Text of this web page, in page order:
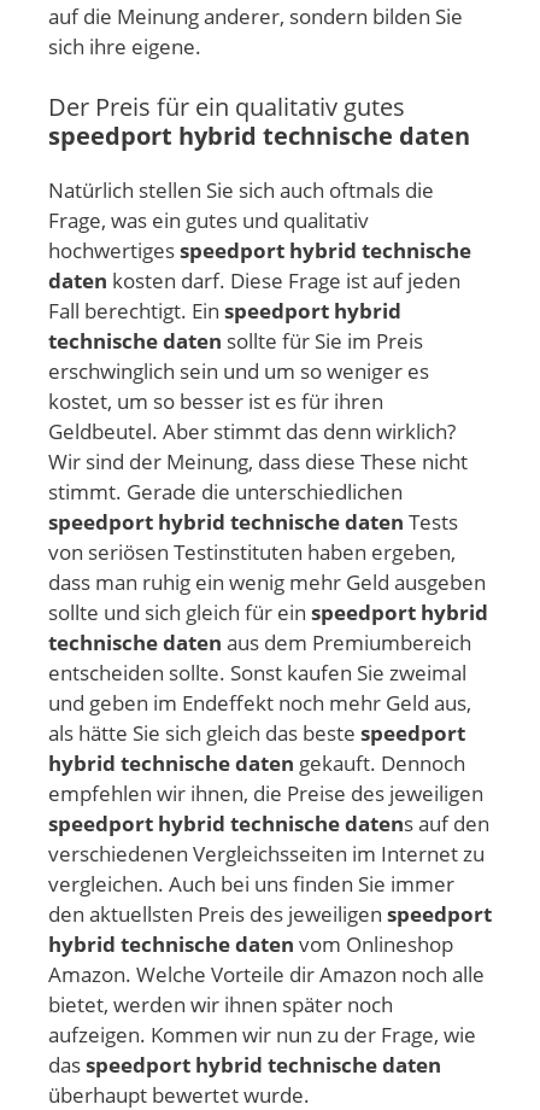
auf die Meinung anderer, sondern bilden Sie
sich ihre eigene.
Der Preis für ein qualitativ gutes
speedport hybrid technische daten
Natürlich stellen Sie sich auch oftmals die
Frage, was ein gutes und qualitativ
hochwertigesspeedport hybrid technische
daten kosten darf. Diese Frage ist auf jeden
Fall berechtigt. Ein speedport hybrid
technische daten sollte für Sie im Preis
erschwinglich sein und um so weniger es
kostet, um so besser ist es für ihren
Geldbeutel. Aber stimmt das denn wirklich?
Wir sind der Meinung, dass diese These nicht
stimmt. Gerade die unterschiedlichen
speedport hybrid technische daten Tests
von seriösen Testinstituten haben ergeben,
dass man ruhig ein wenig mehr Geld ausgeben
sollte und sich gleich für ein speedport hybrid
technische daten aus dem Premiumbereich
entscheiden sollte. Sonst kaufen Sie zweimal
und geben im Endeffekt noch mehr Geld aus,
als hätte Sie sich gleich das beste speedport
hybrid technische daten gekauft. Dennoch
empfehlen wir ihnen, die Preise des jeweiligen
speedport hybrid technische datens auf den
verschiedenen Vergleichsseiten im Internet zu
vergleichen. Auch bei uns finden Sie immer
den aktuellsten Preis des jeweiligen speedport
hybrid technische daten vom Onlineshop
Amazon. Welche Vorteile dir Amazon noch alle
bietet, werden wir ihnen später noch
aufzeigen. Kommen wir nun zu der Frage, wie
dasspeedport hybrid technische daten
überhaupt bewertet wurde.